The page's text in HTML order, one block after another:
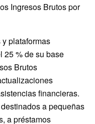
Ingresos Brutos por
plataformas
25 % de su base
Brutos
financieras.
a pequeñas
a préstamos